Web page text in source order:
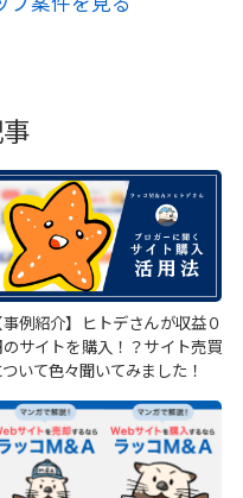
事例紹介】ヒトデさんが収益０
サイトを購入！？サイト売買
ついて色々聞いてみました！